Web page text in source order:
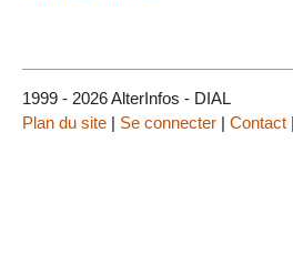
1999 - 2026 AlterInfos - DIAL
Plan du site
Se connecter Contact